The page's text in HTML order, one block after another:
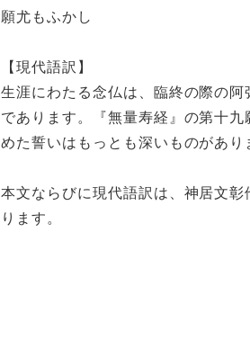
願尤もふかし
【現代語訳】
生涯にわたる念仏は、臨終の際の
であります。『無量寿経』の第十
めた誓いはもっとも深いものがあり
本文ならびに現代語訳は、神居文
ります。